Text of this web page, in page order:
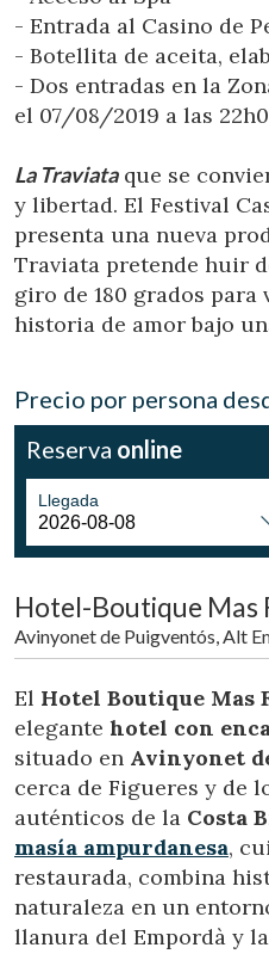
- Entrada al Casino de
- Botellita de aceita,
- Dos entradas en la
el 07/08/2019 a las
La Traviataque se
y libertad. El Festival
presenta una nueva
Traviata pretende huir
giro de 180 grados
historia de amor bajo
Precio por persona
Reserva online
Llegada
Hotel-Boutique Mas
Avinyonet de Puigventós, Alt
El Hotel Boutique Mas
elegante hotel con
situado en Avinyonet
cerca de Figueres y de
auténticos de la Costa
masía ampurdanesa,
restaurada, combina
naturaleza en un
llanura del Empordà y